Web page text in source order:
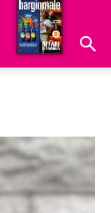
Hoteldomani